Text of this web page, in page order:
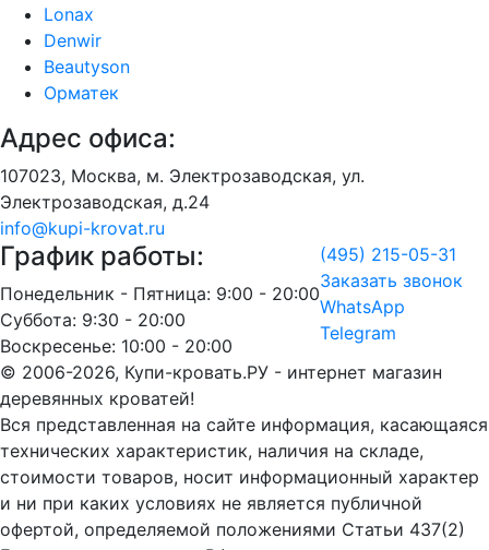
Lonax
Denwir
Beautyson
Орматек
Адрес офиса:
107023, Москва, м. Электрозаводская, ул.
Электрозаводская, д.24
info@kupi-krovat.ru
График работы:
Понедельник - Пятница: 9:00 - 20:00
Суббота: 9:30 - 20:00
Воскресенье: 10:00 - 20:00
(495) 215-05-31
Заказать звонок
WhatsApp
Telegram
© 2006-2026, Купи-кровать.РУ - интернет магазин
деревянных кроватей!
Вся представленная на сайте информация, касающаяся
технических характеристик, наличия на складе,
стоимости товаров, носит информационный характер
и ни при каких условиях не является публичной
офертой, определяемой положениями Статьи 437(2)